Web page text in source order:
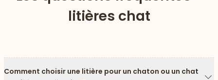
litières chat
Comment choisir une litière pour un chaton ou un chat